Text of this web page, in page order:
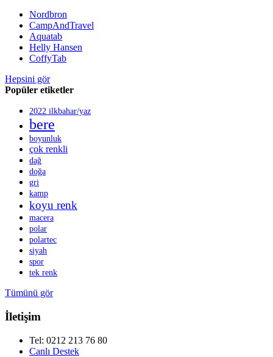
Nordbron
CampAndTravel
Aquatab
Helly Hansen
CoffyTab
Hepsini gör
Popüler etiketler
2022 ilkbahar/yaz
bere
boyunluk
çok renkli
dağ
doğa
gri
kamp
koyu renk
macera
polar
polartec
siyah
spor
tek renk
Tümünü gör
İletişim
Tel: 0212 213 76 80
Canlı Destek